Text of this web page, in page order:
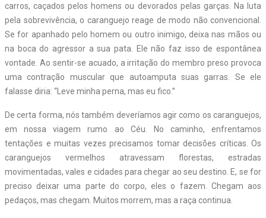
carros, caçados pelos homens ou devorados pelas garças. Na luta
pela sobrevivência, o caranguejo reage de modo não convencional.
Se for apanhado pelo homem ou outro inimigo, deixa nas mãos ou
na boca do agressor a sua pata. Ele não faz isso de espontânea
vontade. Ao sentir-se acuado, a irritação do membro preso provoca
uma contração muscular que autoamputa suas garras. Se ele
falasse diria: “Leve minha perna, mas eu fico.”
De certa forma, nós também deveríamos agir como os caranguejos,
em nossa viagem rumo ao Céu. No caminho, enfrentamos
tentações e muitas vezes precisamos tomar decisões críticas. Os
caranguejos vermelhos atravessam florestas, estradas
movimentadas, vales e cidades para chegar ao seu destino. E, se for
preciso deixar uma parte do corpo, eles o fazem. Chegam aos
pedaços, mas chegam. Muitos morrem, mas a raça continua.